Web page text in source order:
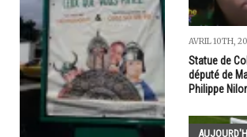
AVRIL 10TH,
Statue de
député de
Philippe